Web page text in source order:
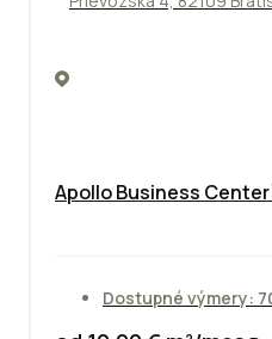
Apollo Business Center
Dostupné výmery: